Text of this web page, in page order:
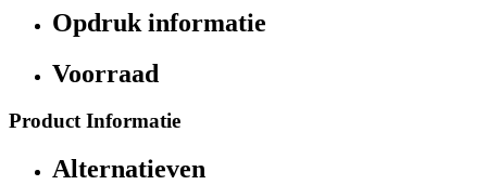
Opdruk informatie
Voorraad
Product Informatie
Alternatieven